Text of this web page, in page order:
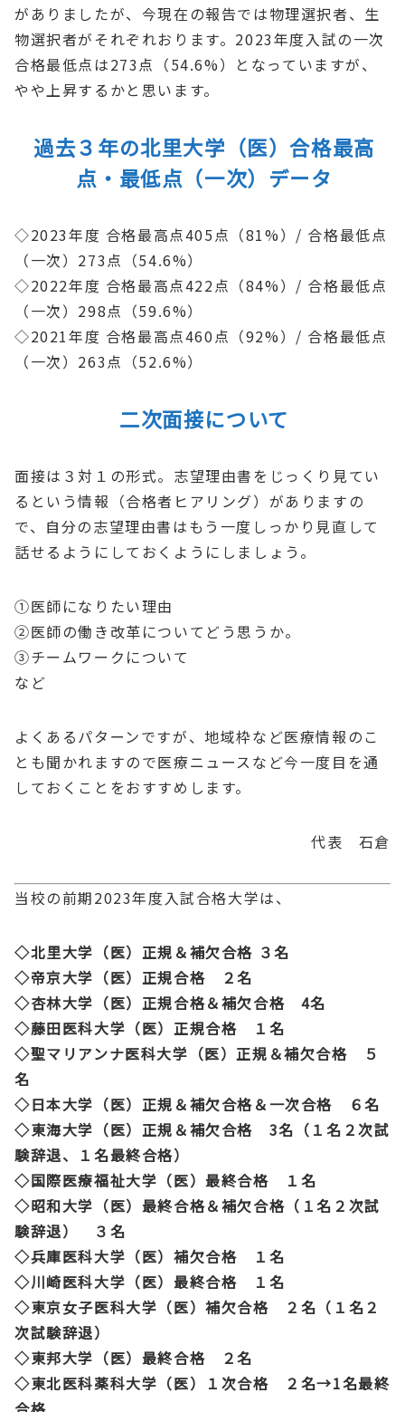
がありましたが、今現在の報告では物理選択者、生
物選択者がそれぞれおります。2023年度入試の一次
合格最低点は273点（54.6%）となっていますが、
やや上昇するかと思います。
過去３年の北里大学（医）合格最高
点・最低点（一次）データ
◇2023年度 合格最高点405点（81%）/ 合格最低点
（一次）273点（54.6%）
◇2022年度 合格最高点422点（84%）/ 合格最低点
（一次）298点（59.6%）
◇2021年度 合格最高点460点（92%）/ 合格最低点
（一次）263点（52.6%）
二次面接について
面接は３対１の形式。志望理由書をじっくり見てい
るという情報（合格者ヒアリング）がありますの
で、自分の志望理由書はもう一度しっかり見直して
話せるようにしておくようにしましょう。
①医師になりたい理由
②医師の働き改革についてどう思うか。
③チームワークについて
など
よくあるパターンですが、地域枠など医療情報のこ
とも聞かれますので医療ニュースなど今一度目を通
しておくことをおすすめします。
代表 石倉
当校の前期2023年度入試合格大学は、
◇北里大学（医）正規＆補欠合格 ３名
◇帝京大学（医）正規合格 ２名
◇杏林大学（医）正規合格＆補欠合格 4名
◇藤田医科大学（医）正規合格
１名
◇聖マリアンナ医科大学（医）正規＆補欠合格 ５
名
◇日本大学（医）正規＆補欠合格＆一次合格 ６名
◇東海大学（医）正規＆補欠合格 3名（１名２次試
験辞退、１名最終合格）
◇国際医療福祉大学（医）最終合格 １名
◇昭和大学（医）最終合格＆補欠合格（１名２次試
験辞退） ３名
◇兵庫医科大学（医）補欠合格 １名
◇川崎医科大学（医）最終合格 １名
◇東京女子医科大学（医）補欠合格 ２名（１名２
次試験辞退）
◇東邦大学（医）最終合格 ２名
◇東北医科薬科大学（医）１次合格 ２名→1名最終